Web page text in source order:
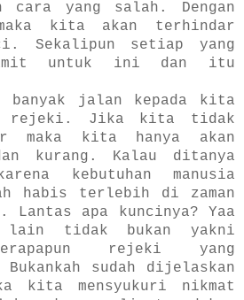
cara yang salah. Dengan
kita akan terhindar
Sekalipun setiap yang
untuk ini dan itu
banyak jalan kepada kita
rejeki. Jika kita tidak
maka kita hanya akan
kurang. Kalau ditanya
kebutuhan manusia
habis terlebih di zaman
apa kuncinya? Yaa
lain tidak bukan yakni
rejeki yang
sudah dijelaskan
kita mensyukuri nikmat